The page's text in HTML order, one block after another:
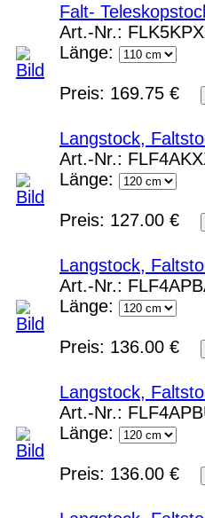
Falt-
Art.-Nr.:
Länge:
Preis: 169.75 €
Langstock,
Art.-Nr.:
Länge:
Preis: 127.00 €
Langstock,
Art.-Nr.:
Länge:
Preis: 136.00 €
Langstock,
Art.-Nr.:
Länge:
Preis: 136.00 €